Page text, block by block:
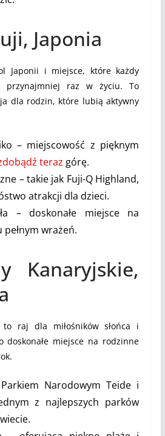
Japonia
Japonii i miejsce, które każdy
przynajmniej raz w życiu. To
dla rodzin, które lubią aktywny
– miejscowość z pięknym
teraz górę.
– takie jak Fuji-Q Highland,
atrakcji dla dzieci.
– doskonałe miejsce na
wrażeń.
Kanaryjskie,
to raj dla miłośników słońca i
doskonałe miejsce na rodzinne
Narodowym Teide i
z najlepszych parków